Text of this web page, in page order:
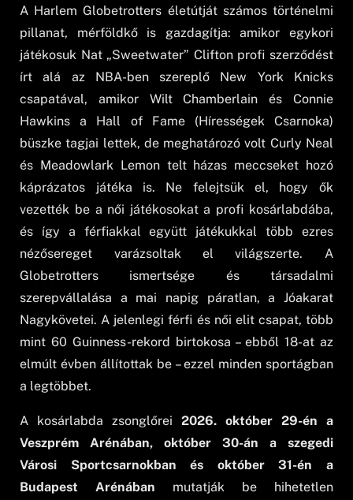
A Harlem Globetrotters életútját számos történelmi
pillanat, mérföldkő is gazdagítja: amikor egykori
játékosuk Nat „Sweetwater” Clifton profi szerződést
írt alá az NBA-ben szereplő New York Knicks
csapatával, amikor Wilt Chamberlain és Connie
Hawkins a Hall of Fame (Hírességek Csarnoka)
büszke tagjai lettek, de meghatározó volt Curly Neal
és Meadowlark Lemon telt házas meccseket hozó
káprázatos játéka is. Ne felejtsük el, hogy ők
vezették be a női játékosokat a profi kosárlabdába,
és így a férfiakkal együtt játékukkal több ezres
nézősereget varázsoltak el világszerte. A
Globetrotters ismertsége és társadalmi
szerepvállalása a mai napig páratlan, a Jóakarat
Nagykövetei. A jelenlegi férfi és női elit csapat, több
mint 60 Guinness-rekord birtokosa – ebből 18-at az
elmúlt évben állítottak be – ezzel minden sportágban
a legtöbbet.
A kosárlabda zsonglőrei 2026. október 29-én a
Veszprém Arénában, október 30-án a szegedi
Városi Sportcsarnokban és október 31-én a
Budapest Arénában mutatják be hihetetlen